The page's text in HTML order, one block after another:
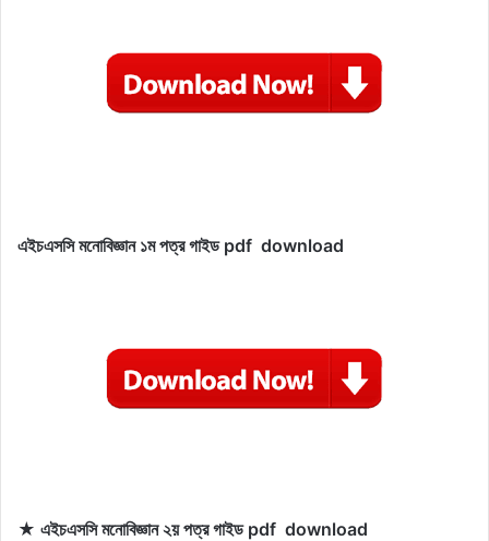
এইচএসসি মনোবিজ্ঞান১ম পত্র গাইড pdf download
★ এইচএসসি মনোবিজ্ঞান ২য় পত্র গাইড pdf download